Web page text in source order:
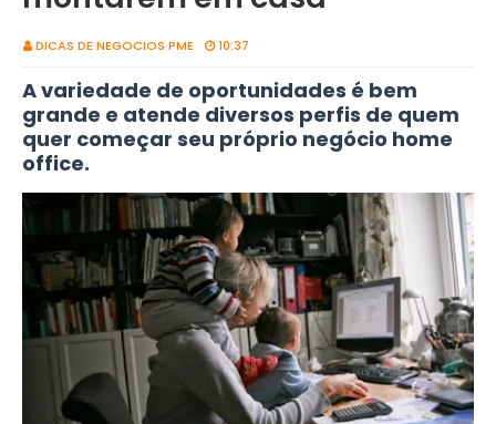
DICAS DE NEGOCIOS PME 10:37
A variedade de oportunidades é bem
grande e atende diversos perfis de quem
quer começar seu próprio negócio home
office.